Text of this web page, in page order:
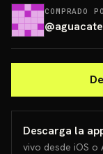
COMPRADO
@
Descarga la
vivo desde iOS o